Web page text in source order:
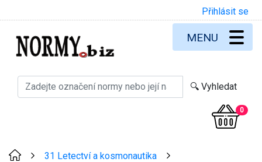
Přihlásit se
0
MENU
31 Letectví a kosmonautika